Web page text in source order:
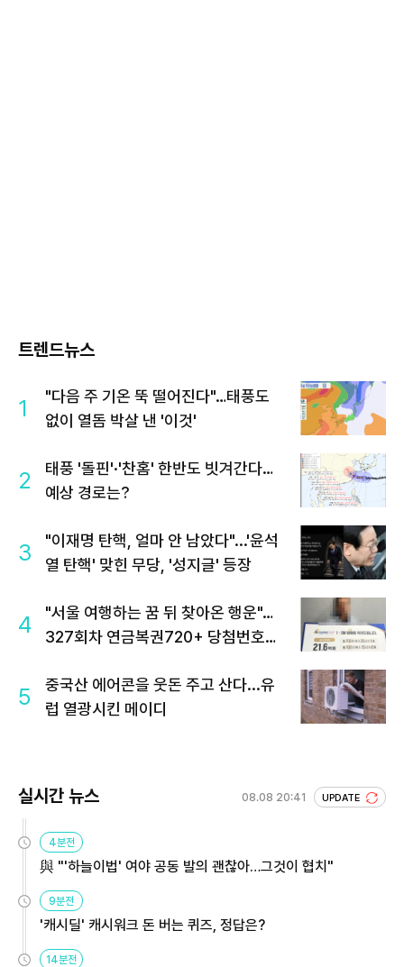
트렌드뉴스
1
"다음 주 기온 뚝 떨어진다"…태풍도
없이 열돔 박살 낸 '이것'
2
태풍 '돌핀'·'찬홈' 한반도 빗겨간다…
예상 경로는?
3
"이재명 탄핵, 얼마 안 남았다"...'윤석
열 탄핵' 맞힌 무당, '성지글' 등장
4
"서울 여행하는 꿈 뒤 찾아온 행운"…
327회차 연금복권720+ 당첨번호조
5
중국산 에어콘을 웃돈 주고 산다...유
럽 열광시킨 메이디
실시간 뉴스 08.08 20:41 UPDATE
4분전
與 "'하늘이법' 여야 공동 발의 괜찮아…그것이 협치"
9분전
'캐시딜' 캐시워크 돈 버는 퀴즈, 정답은?
14분전